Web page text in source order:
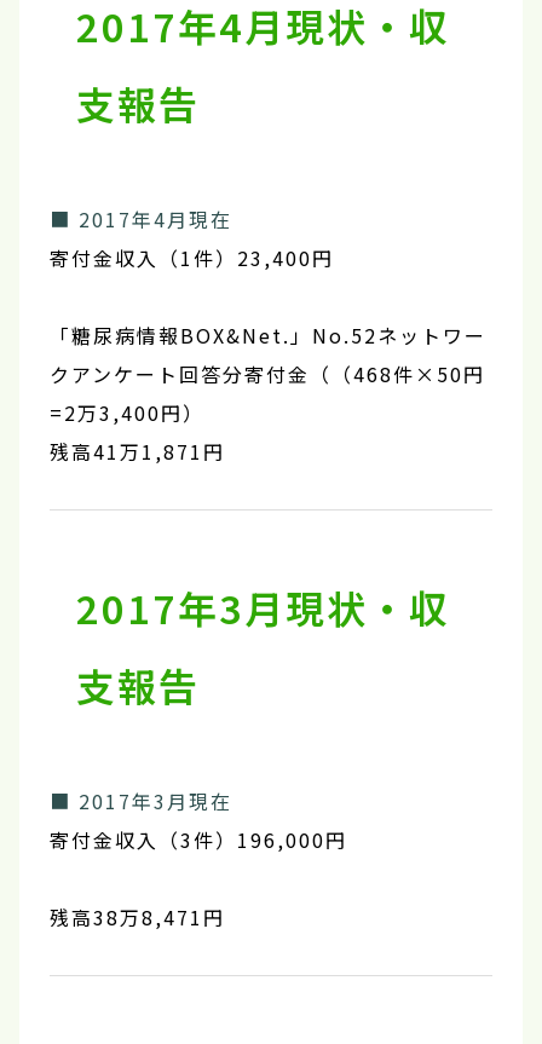
2017年4月現状・収
支報告
■ 2017年4月現在
寄付金収入（1件）23,400円
「糖尿病情報BOX&Net.」No.52ネットワー
クアンケート回答分寄付金（（468件×50円
=2万3,400円）
残高41万1,871円
2017年3月現状・収
支報告
■ 2017年3月現在
寄付金収入（3件）196,000円
残高38万8,471円